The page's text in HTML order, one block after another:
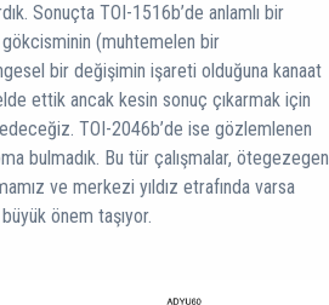
Sonuçta TOI-1516b’de anlamlı bir
(muhtemelen bir
bir değişimin işareti olduğuna kanaat
ettik ancak kesin sonuç çıkarmak için
TOI-2046b’de ise gözlemlenen
bulmadık. Bu tür çalışmalar, ötegezegen
ve merkezi yıldız etrafında varsa
önem taşıyor.